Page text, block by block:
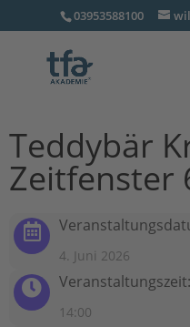
03953588100
Teddybär
Zeitfenster
4. Juni 2026
Veranstaltungszeit:
14:00